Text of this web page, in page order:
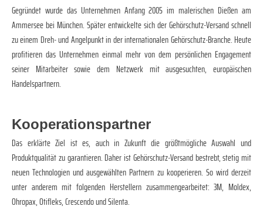
Gegründet wurde das Unternehmen Anfang 2005 im malerischen Dießen am
Ammersee bei München. Später entwickelte sich der Gehörschutz-Versand schnell
zu einem Dreh- und Angelpunkt in der internationalen Gehörschutz-Branche. Heute
profitieren das Unternehmen einmal mehr von dem persönlichen Engagement
seiner Mitarbeiter sowie dem Netzwerk mit ausgesuchten, europäischen
Handelspartnern.
Kooperationspartner
Das erklärte Ziel ist es, auch in Zukunft die größtmögliche Auswahl und
Produktqualität zu garantieren. Daher ist Gehörschutz-Versand bestrebt, stetig mit
neuen Technologien und ausgewählten Partnern zu kooperieren. So wird derzeit
unter anderem mit folgenden Herstellern zusammengearbeitet: 3M, Moldex,
Ohropax, Otifleks, Crescendo und Silenta.